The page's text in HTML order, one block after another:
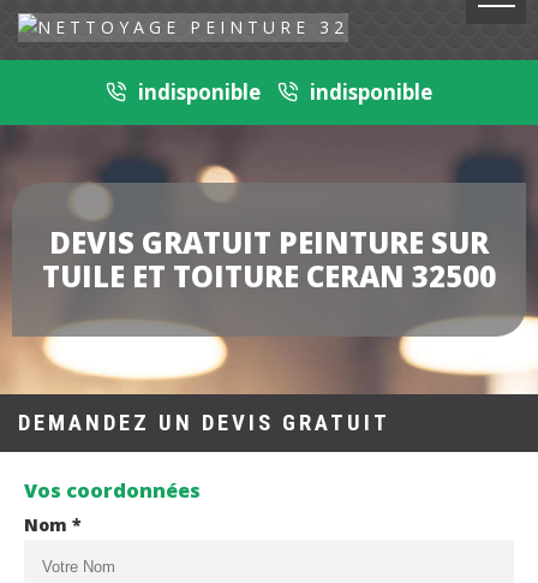
indisponible indisponible
DEVIS GRATUIT PEINTURE SUR
TUILE ET TOITURE CERAN 32500
DEMANDEZ UN DEVIS GRATUIT
Vos coordonnées
Nom *